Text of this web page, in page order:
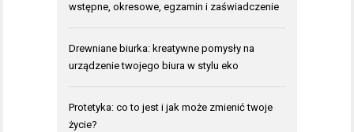
wstępne, okresowe, egzamin i zaświadczenie
Drewniane biurka: kreatywne pomysły na
urządzenie twojego biura w stylu eko
Protetyka: co to jest i jak może zmienić twoje
życie?